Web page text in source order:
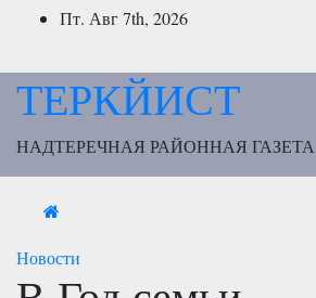
ПерейтиПт. Авг 7th, 2026
ТЕРКЙИСТ
НАДТЕРЕЧНАЯ РАЙОННАЯ ГАЗЕТА
Новости